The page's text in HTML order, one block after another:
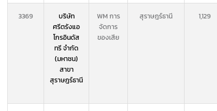
3369
บริษัท
ศรีตรังแอ
โกรอินดัส
ทรี จำกัด
(มหาชน)
สาขา
สุราษฎร์ธานี
WM การ
จัดการ
ของเสีย
สุราษฎร์ธานี 1,129